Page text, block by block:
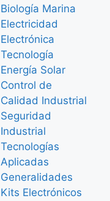
Biología Marina
Electricidad
Electrónica
Tecnología
Energía Solar
Control de
Calidad Industrial
Seguridad
Industrial
Tecnologías
Aplicadas
Generalidades
Kits Electrónicos